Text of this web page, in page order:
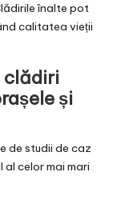
înalte pot
calitatea vieții
clădiri
și
de studii de caz
celor mai mari